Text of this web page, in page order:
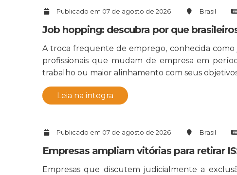
Publicado em 07 de agosto de 2026 Brasil
Job hopping: descubra por que
A troca frequente de emprego, conhecida
profissionais que mudam de empresa em
trabalho ou maior alinhamento com seus
Leia na integra
Publicado em 07 de agosto de 2026 Brasil
Empresas ampliam vitórias para retirar
Empresas que discutem judicialmente a